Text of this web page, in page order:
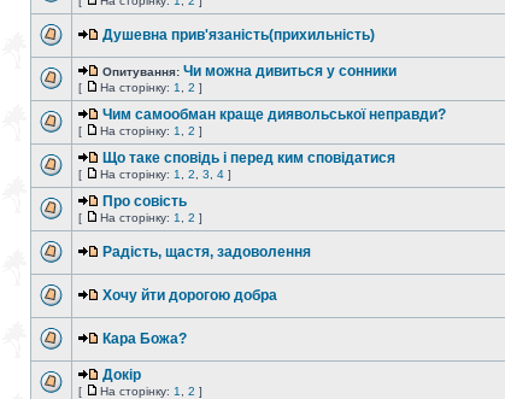
Душевна прив'язаність(прихильність)
Опитування: Чи можна дивиться у сонники
[ На сторінку: 1 2 ]
Чим самообман краще диявольської неправди?
[ На сторінку: 1 2 ]
Що таке сповідь і перед ким сповідатися
[ На сторінку: 1 2 3 4 ]
Про совість
[ На сторінку: 1 2 ]
Радість, щастя, задоволення
Хочу йти дорогою добра
Кара Божа?
Докір
[ На сторінку: 1 2 ]